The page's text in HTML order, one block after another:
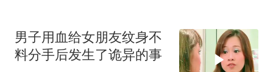
感觉全东北都在等7号
80后女柜员逆袭成4200亿银行副行长
男子用血给女朋友纹身不
料分手后发生了诡异的事